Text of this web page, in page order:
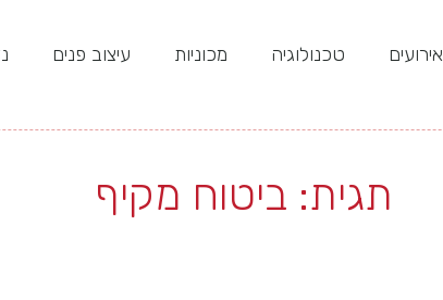
אירועים טכנולוגיה מכוניות עיצוב פנים
תגית: ביטוח מקיף